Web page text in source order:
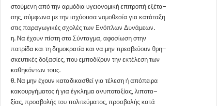
στούμενη από την αρμόδια υγειονομική επιτροπή εξέτα−
σης, σύμφωνα με την ισχύουσα νομοθεσία για κατάταξη
στις παραγωγικές σχολές των Ενόπλων Δυνάμεων.
η. Να έχουν πίστη στο Σύνταγμα, αφοσίωση στην
πατρίδα και τη δημοκρατία και να μην πρεσβεύουν θρη−
σκευτικές δοξασίες, που εμποδίζουν την εκτέλεση των
καθηκόντων τους.
θ. Να μην έχουν καταδικασθεί για τέλεση ή απόπειρα
κακουργήματος ή για έγκλημα ανυποταξίας, λιποτα−
ξίας, προσβολής του πολιτεύματος, προσβολής κατά